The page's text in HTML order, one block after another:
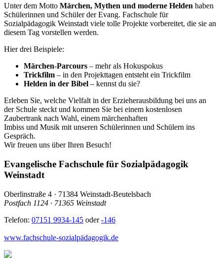
Unter dem Motto Märchen, Mythen und moderne Helden haben
Schülerinnen und Schüler der Evang. Fachschule für
Sozialpädagogik Weinstadt viele tolle Projekte vorbereitet, die sie an
diesem Tag vorstellen werden.
Hier drei Beispiele:
Märchen-Parcours – mehr als Hokuspokus
Trickfilm – in den Projekttagen entsteht ein Trickfilm
Helden in der Bibel – kennst du sie?
Erleben Sie, welche Vielfalt in der Erzieherausbildung bei uns an
der Schule steckt und kommen Sie bei einem kostenlosen
Zaubertrank nach Wahl, einem märchenhaften
Imbiss und Musik mit unseren Schülerinnen und Schülern ins
Gespräch.
Wir freuen uns über Ihren Besuch!
Evangelische Fachschule für Sozialpädagogik
Weinstadt
Oberlinstraße 4 · 71384 Weinstadt-Beutelsbach
Postfach 1124 · 71365 Weinstadt
Telefon: 07151 9934-145 oder-146
www.fachschule-sozialpädagogik.de